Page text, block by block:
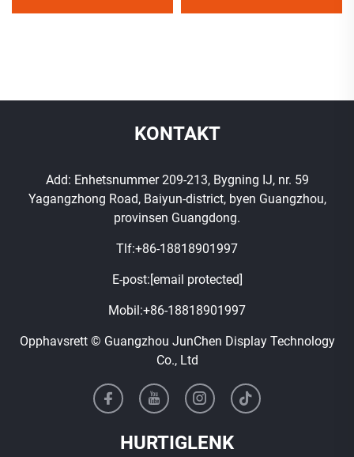
KONTAKT
Add: Enhetsnummer 209-213, Bygning IJ, nr. 59
Yagangzhong Road, Baiyun-district, byen Guangzhou,
provinsen Guangdong.
Tlf:+86-18818901997
E-post:[email protected]
Mobil:+86-18818901997
Opphavsrett © Guangzhou JunChen Display Technology
Co., Ltd
HURTIGLENK